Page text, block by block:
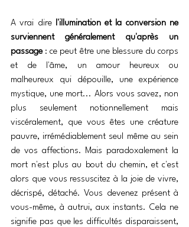
A vrai dire
l'illumination et la conversion ne
surviennent généralement qu'après un
passage : ce peut être une blessure du corps
et de l'âme, un amour heureux ou
malheureux qui dépouille, une expérience
mystique, une mort... Alors vous savez, non
plus seulement notionnellement mais
viscéralement, que vous êtes une créature
pauvre, irrémédiablement seul même au sein
de vos affections. Mais paradoxalement la
mort n'est plus au bout du chemin, et c'est
alors que vous ressuscitez à la joie de vivre,
décrispé, détaché. Vous devenez présent à
vous-même, à autrui, aux instants. Cela ne
signifie pas que les difficultés disparaissent,